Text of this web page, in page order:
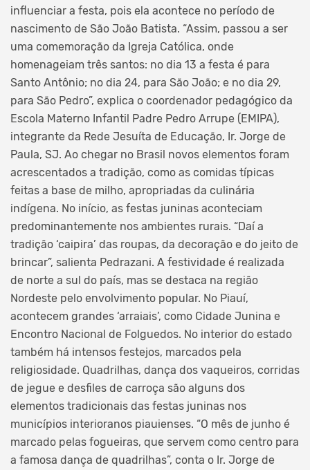
influenciar a festa, pois ela acontece no período de
nascimento de São João Batista. “Assim, passou a ser
uma comemoração da Igreja Católica, onde
homenageiam três santos: no dia 13 a festa é para
Santo Antônio; no dia 24, para São João; e no dia 29,
para São Pedro”, explica o coordenador pedagógico da
Escola Materno Infantil Padre Pedro Arrupe (EMIPA),
integrante da Rede Jesuíta de Educação, Ir. Jorge de
Paula, SJ. Ao chegar no Brasil novos elementos foram
acrescentados a tradição, como as comidas típicas
feitas a base de milho, apropriadas da culinária
indígena. No início, as festas juninas aconteciam
predominantemente nos ambientes rurais. “Daí a
tradição ‘caipira’ das roupas, da decoração e do jeito de
brincar”, salienta Pedrazani. A festividade é realizada
de norte a sul do país, mas se destaca na região
Nordeste pelo envolvimento popular. No Piauí,
acontecem grandes ‘arraiais’, como Cidade Junina e
Encontro Nacional de Folguedos. No interior do estado
também há intensos festejos, marcados pela
religiosidade. Quadrilhas, dança dos vaqueiros, corridas
de jegue e desfiles de carroça são alguns dos
elementos tradicionais das festas juninas nos
municípios interioranos piauienses. “O mês de junho é
marcado pelas fogueiras, que servem como centro para
a famosa dança de quadrilhas”, conta o Ir. Jorge de